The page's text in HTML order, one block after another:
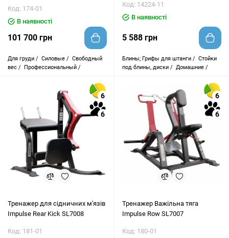
Код: 174-01
В наявності
101 700 грн
Для груди / Силовые / Свободный
вес /
Профессиональный /
Код: 14224-11
В наявності
5 588 грн
Блины; Грифы для штанги / Стойки
под блины, диски / Домашние /
6
6
Тренажер для сідничних м'язів
Impulse Rear Kick SL7008
Код: 181-01
6
6
Тренажер Важільна тяга
Impulse Row SL7007
Код: 180-01